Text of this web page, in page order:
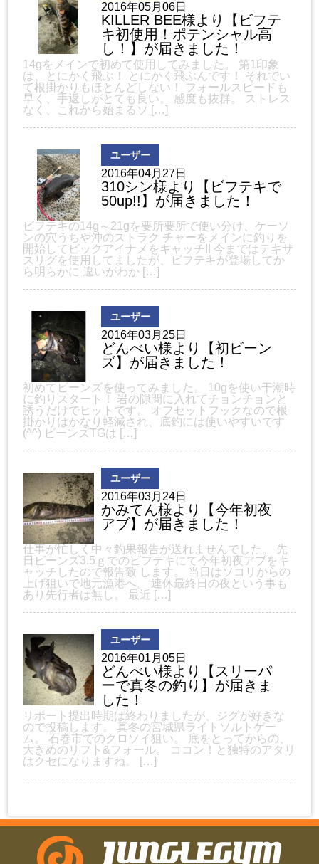
2016年05月06日
KILLER BEE様より【ビフテ
キ初使用！ポテンシャル高
し！】が届きました！
14gをメインで初めて使用してみました。 第1印象
は、とにかく飛ぶ！ とにかく飛ぶんです！ それでい
て根掛かりもほとんどしない！ フォールスピードも
早く、手返しがとても良い。 感度も抜群。 ストレス
なく、これから始まるソ […]
ユーザー
2016年04月27日
310シン様より【ビフテキで
50up!!】が届きました！
ビフテキの14g～21gを要所要所で使い分け、ケーソ
ンの穴うちや沖のストラク チャーをメインに釣りを
開始してビックアイナメをキャッチ!! 今まではテキサ
スリグを使用してましたが、ビフテキが登場してか
ら明らかに 違いがわか […]
ユーザー
2016年03月25日
どんべい様より【初ビーン
ズ】が届きました！
初めてビーンズを使ってみました。 10gを使い干潮時
に釣りスタート！ 岩の隙間に入れてチョンチョンと
誘うだけでヒットです。 オフセットフックなので根
掛かりはかなり軽減され、底釣には使いやすいです
(^^) ビーンズTGは […]
ユーザー
2016年03月24日
かみてん様より【今年初夜
アブ】が届きました！
仕事が忙しく中々釣果報告が送れませんでした。 先
日ビーンズ3.5ｇでのビフテキにて今年初夜アブをキ
ャッチしたので報告致 します。 当日はソコリからの
上げ狙いで地元漁港へ。 連休最終日の夜という事も
あり先行者は無し。 最近 […]
ユーザー
2016年01月05日
どんべい様より【スリーパ
ーで真冬の釣り】が届きま
した！
リポート提出時期は終わりましたが、ジグが好きな
ので投稿します。 真冬の宮城県ライトソルトゲー
ム。 石巻市でのクロソイ狙い。 底をとってからの、
大きめのリフト&フォール。 ココン！と独特のアタリ
はクセになりますね。 […]